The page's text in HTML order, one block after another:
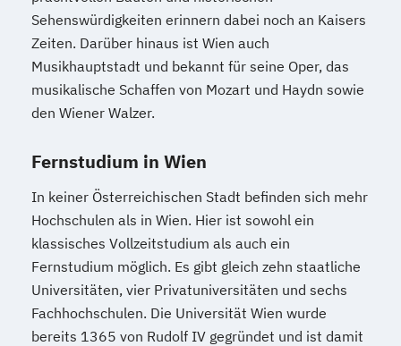
Sehenswürdigkeiten erinnern dabei noch an Kaisers
Zeiten. Darüber hinaus ist Wien auch
Musikhauptstadt und bekannt für seine Oper, das
musikalische Schaffen von Mozart und Haydn sowie
den Wiener Walzer.
Fernstudium in Wien
In keiner Österreichischen Stadt befinden sich mehr
Hochschulen als in Wien. Hier ist sowohl ein
klassisches Vollzeitstudium als auch ein
Fernstudium möglich. Es gibt gleich zehn staatliche
Universitäten, vier Privatuniversitäten und sechs
Fachhochschulen. Die Universität Wien wurde
bereits 1365 von Rudolf IV gegründet und ist damit